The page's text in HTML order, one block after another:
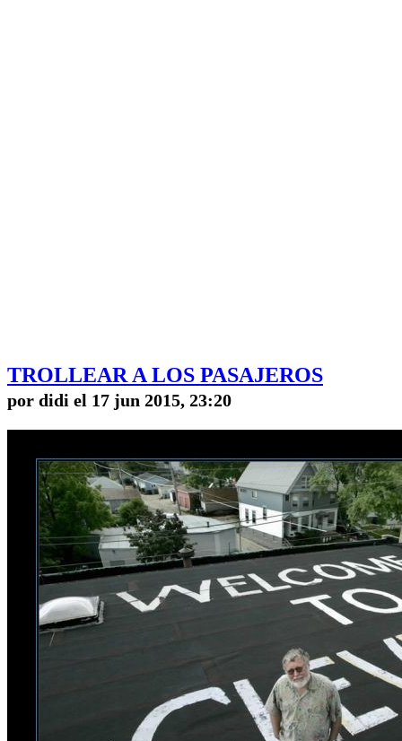
TROLLEAR A LOS PASAJEROS
por didi el 17 jun 2015, 23:20